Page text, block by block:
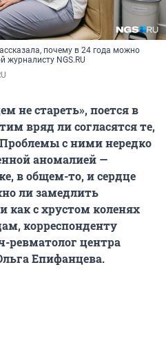
почему в 24 года можно
журналисту NGS.RU
не стареть», поется в
вряд ли согласятся те,
с ними нередко
аномалией —
в общем-то, и сердце
ли замедлить
как с хрустом коленях
корреспонденту
ревматолог центра
Епифанцева.